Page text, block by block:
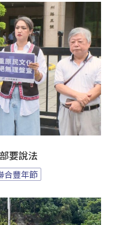
要說法
合豐年節